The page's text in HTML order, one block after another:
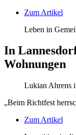
Zum Artikel
Leben in
In
Wohnungen
Lukian Ahrens
„Beim Richtfest
Zum Artikel